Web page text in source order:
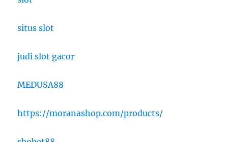
situs slot
judi slot gacor
MEDUSA88
https://moranashop.com/products/